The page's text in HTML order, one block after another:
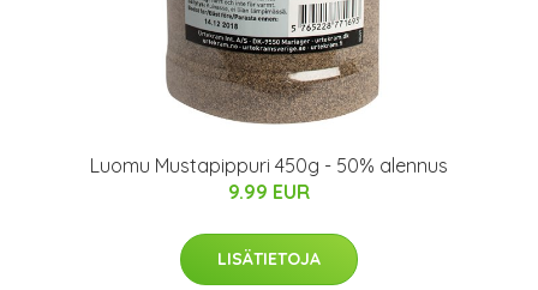
Luomu Mustapippuri 450g - 50% alennus
9.99 EUR
LISÄTIETOJA